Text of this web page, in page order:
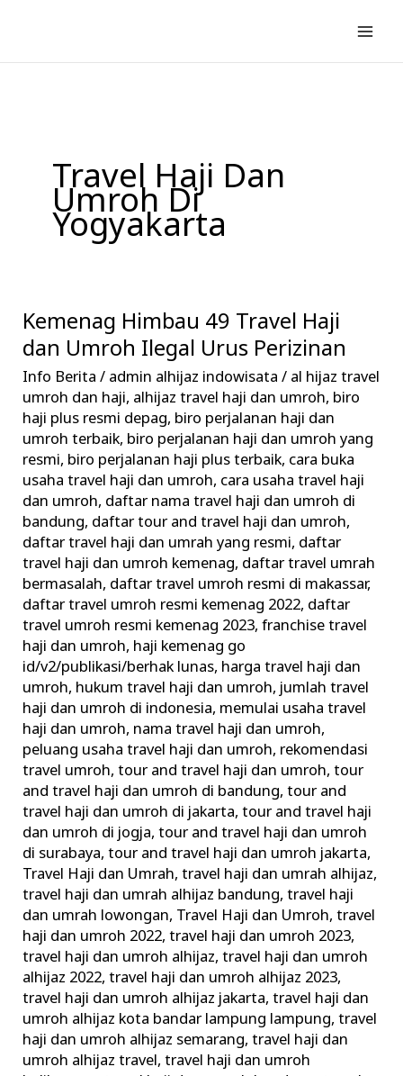
konten
Travel Haji Dan
Umroh Di
Yogyakarta
Kemenag Himbau 49 Travel Haji
dan Umroh Ilegal Urus Perizinan
Info Berita / admin alhijaz indowisata/ al hijaz travel
umroh dan haji, alhijaz travel haji dan umroh, biro
haji plus resmi depag, biro perjalanan haji dan
umroh terbaik, biro perjalanan haji dan umroh yang
resmi, biro perjalanan haji plus terbaik, cara buka
usaha travel haji dan umroh, cara usaha travel haji
dan umroh, daftar nama travel haji dan umroh di
bandung, daftar tour and travel haji dan umroh,
daftar travel haji dan umrah yang resmi, daftar
travel haji dan umroh kemenag, daftar travel umrah
bermasalah, daftar travel umroh resmi di makassar,
daftar travel umroh resmi kemenag 2022, daftar
travel umroh resmi kemenag 2023,franchise travel
haji dan umroh, haji kemenag go
id/v2/publikasi/berhak lunas, harga travel haji dan
umroh, hukum travel haji dan umroh, jumlah travel
haji dan umroh di indonesia, memulai usaha travel
haji dan umroh, nama travel haji dan umroh,
peluang usaha travel haji dan umroh, rekomendasi
travel umroh,tour and travel haji dan umroh,tour
and travel haji dan umroh di bandung,tour and
travel haji dan umroh di jakarta,tour and travel haji
dan umroh di jogja,tour and travel haji dan umroh
di surabaya,tour and travel haji dan umroh jakarta,
Travel Haji dan Umrah,travel haji dan umrah alhijaz,
travel haji dan umrah alhijaz bandung,travel haji
dan umrah lowongan, Travel Haji dan Umroh,travel
haji dan umroh 2022,travel haji dan umroh 2023,
travel haji dan umroh alhijaz,travel haji dan umroh
alhijaz 2022,travel haji dan umroh alhijaz 2023,
travel haji dan umroh alhijaz jakarta,travel haji dan
umroh alhijaz kota bandar lampung lampung,travel
haji dan umroh alhijaz semarang,travel haji dan
umroh alhijaz travel,travel haji dan umroh
Kemenag
Himbau
49
Travel
Haji
dan
Umroh
Ilegal
Urus
Perizinan